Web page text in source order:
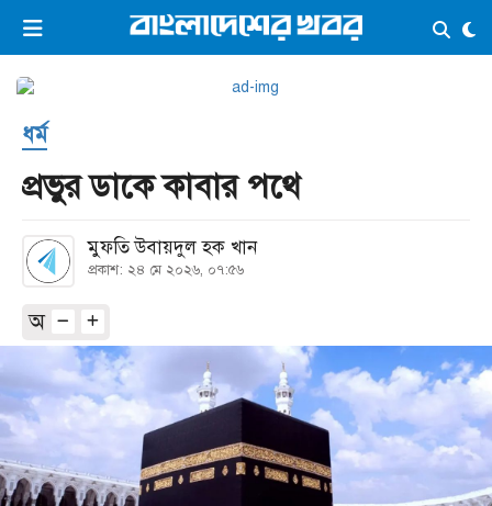
ভিডিও ই-পেপার লগইন ×
প্রচ্ছদ
সর্বশেষ
সব বিভাগ
কনভার্টার
ধর্ম
প্রভুর ডাকে কাবার পথে
মুফতি উবায়দুল হক খান
প্রকাশ: ২৪ মে ২০২৬, ০৭:৫৬
অ